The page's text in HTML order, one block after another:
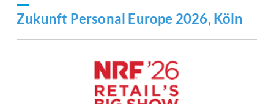
Zukunft Personal Europe 2026, Köln